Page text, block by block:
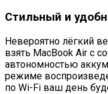
Стильный и
Невероятно лёгкий
взять MacBook Air с
автономностью
режиме
по Wi-Fi ваш день